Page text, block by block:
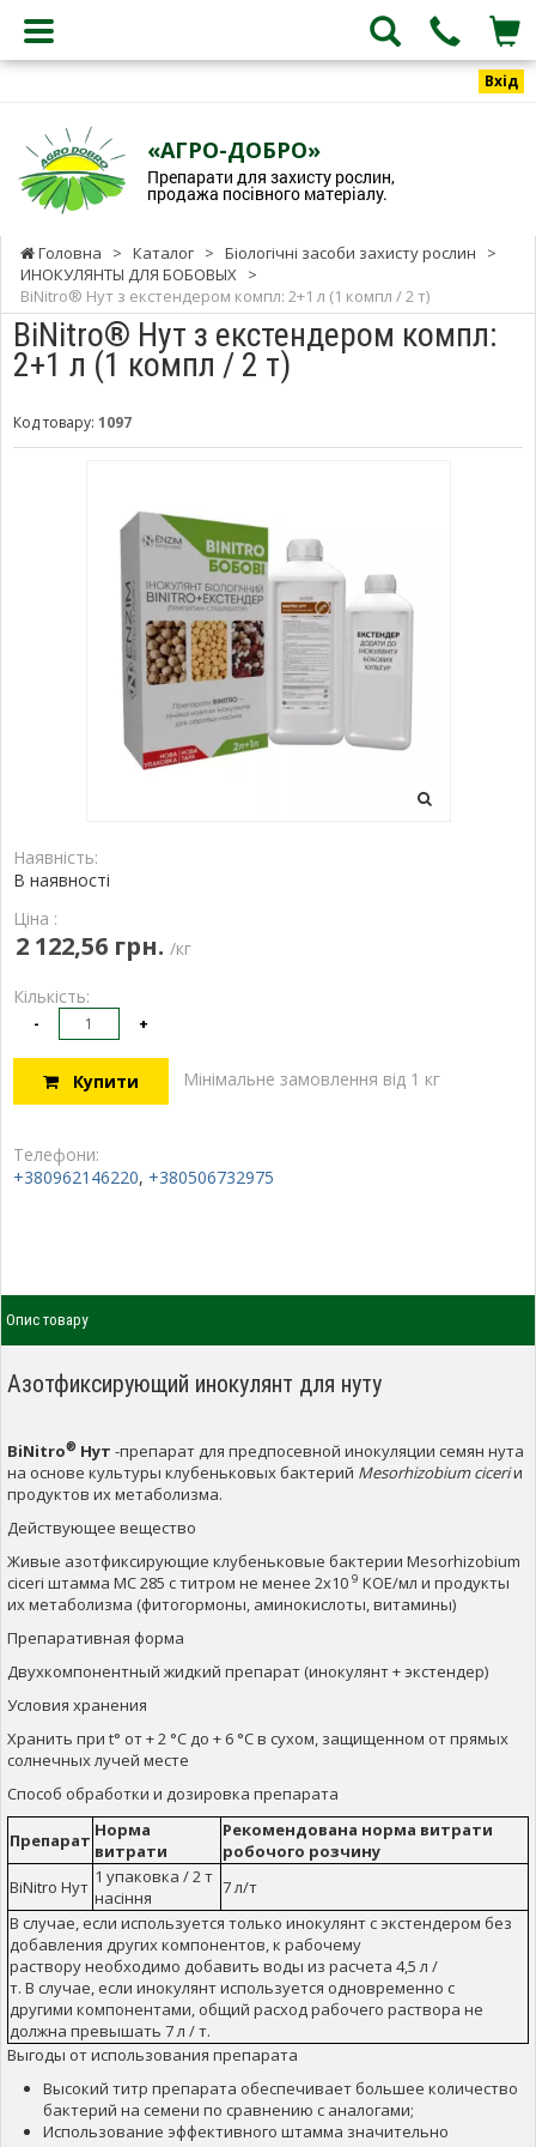
Вхід
«АГРО-ДОБРО»
Препарати для захисту рослин,
продажа посівного матеріалу.
Головна > Каталог > Біологічні засоби захисту рослин
>
ИНОКУЛЯНТЫ ДЛЯ БОБОВЫХ
>
BiNitro® Нут з екстендером компл: 2+1 л (1 компл / 2 т)
BiNitro® Нут з екстендером компл:
2+1 л (1 компл / 2 т)
Код товару: 1097
Наявність:
В наявності
Ціна :
2 122,56 грн. /кг
Кількість:
- +
Купити Мінімальне замовлення від 1 кг
Телефони:
+380962146220, +380506732975
Опис товару
Азотфиксирующий инокулянт для нуту
BiNitro® Нут -препарат для предпосевной инокуляции семян нута
на основе культуры клубеньковых бактерий Mesorhizobium ciceriи
продуктов их метаболизма.
Действующее вещество
Живые азотфиксирующие клубеньковые бактерии Mesorhizobium
ciceri штамма MC 285 с титром не менее 2х10 9 КОЕ/мл и продукты
их метаболизма (фитогормоны, аминокислоты, витамины)
Препаративная форма
Двухкомпонентный жидкий препарат (инокулянт + экстендер)
Условия хранения
Хранить при t° от + 2 °С до + 6 °С в сухом, защищенном от прямых
солнечных лучей месте
Способ обработки и дозировка препарата
Препарат Норма
витрати
Рекомендована норма витрати
робочого розчину
BiNitro Нут 1 упаковка / 2 т
насіння
7 л/т
В случае, если используется только инокулянт с экстендером без
добавления других компонентов, к рабочему
раствору необходимо добавить воды из расчета 4,5 л /
т. В случае, если инокулянт используется одновременно с
другими компонентами, общий расход рабочего раствора не
должна превышать 7 л / т.
Выгоды от использования препарата
Высокий титр препарата обеспечивает большее количество
бактерий на семени по сравнению с аналогами;
Использование эффективного штамма значительно